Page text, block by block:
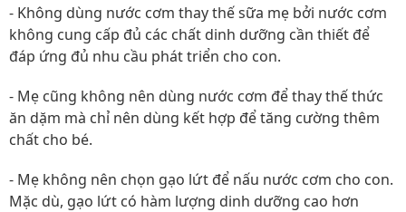
- Không dùng nước cơm thay thế sữa mẹ bởi nước cơm
không cung cấp đủ các chất dinh dưỡng cần thiết để
đáp ứng đủ nhu cầu phát triển cho con.
- Mẹ cũng không nên dùng nước cơm để thay thế thức
ăn dặm mà chỉ nên dùng kết hợp để tăng cường thêm
chất cho bé.
- Mẹ không nên chọn gạo lứt để nấu nước cơm cho con.
Mặc dù, gạo lứt có hàm lượng dinh dưỡng cao hơn